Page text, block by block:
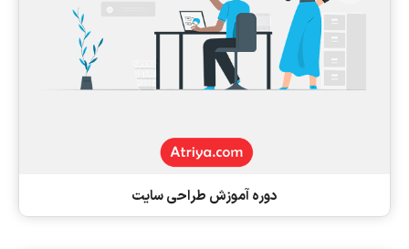
دوره آموزش طراحی سایت